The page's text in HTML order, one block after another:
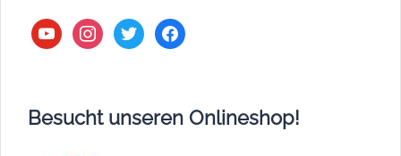
youtubeinstagram
twitter facebook
Besucht unseren Onlineshop!